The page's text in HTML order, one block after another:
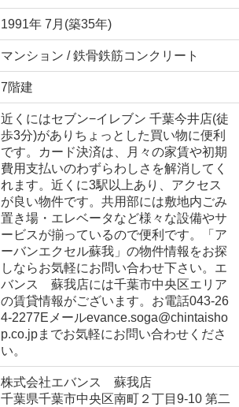
1991年 7月(築35年)
マンション / 鉄骨鉄筋コンクリート
7階建
近くにはセブン−イレブン 千葉今井店(徒
歩3分)がありちょっとした買い物に便利
です。カード決済は、月々の家賃や初期
費用支払いのわずらわしさを解消してく
れます。近くに3駅以上あり、アクセス
が良い物件です。共用部には敷地内ごみ
置き場・エレベータなど様々な設備やサ
ービスが揃っているので便利です。「ア
ーバンエクセル蘇我」の物件情報をお探
しならお気軽にお問い合わせ下さい。エ
バンス 蘇我店には千葉市中央区エリア
の賃貸情報がございます。お電話043-26
4-2277Eメールevance.soga@chintaisho
p.co.jpまでお気軽にお問い合わせくださ
い。
株式会社エバンス 蘇我店
千葉県千葉市中央区南町２丁目9-10 第二